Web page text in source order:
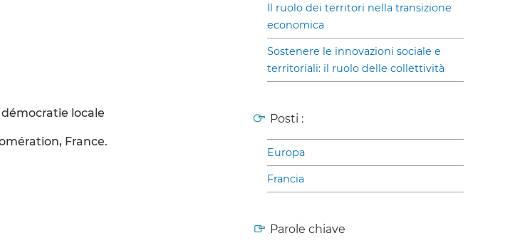
locale
France.
Il ruolo dei territori nella transizione
economica
Sostenere le innovazioni sociale e
territoriali: il ruolo delle collettività
Posti :
Europa
Francia
Parole chiave